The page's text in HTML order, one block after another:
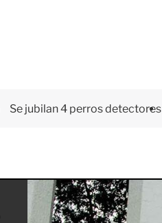
Se jubilan 4 perros detectores